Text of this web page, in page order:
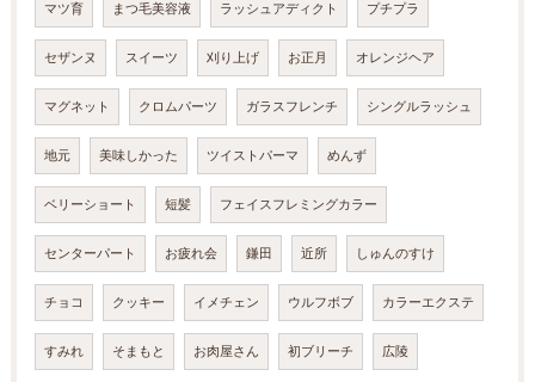
マツ育 まつ毛美容液 ラッシュアディクト プチプラ
セザンヌ スイーツ 刈り上げ お正月 オレンジヘア
マグネット クロムパーツ ガラスフレンチ シングルラッシュ
地元 美味しかった ツイストパーマ めんず
ベリーショート 短髪 フェイスフレミングカラー
センターパート お疲れ会 鎌田 近所 しゅんのすけ
チョコ クッキー イメチェン ウルフボブ カラーエクステ
すみれ そまもと お肉屋さん 初ブリーチ 広陵